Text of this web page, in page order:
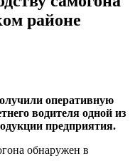
районе
оперативную
водителя одной из
предприятия.